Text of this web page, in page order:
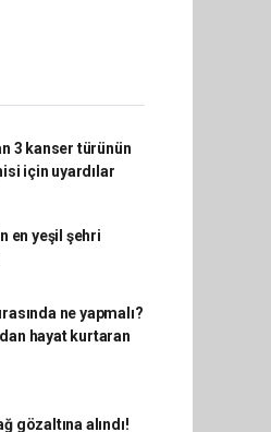
3 kanser türünün
için uyardılar
en yeşil şehri
ne yapmalı?
hayat kurtaran
gözaltına alındı!